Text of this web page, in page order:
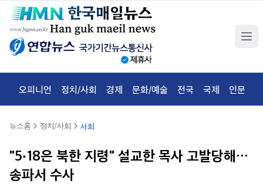
오피니언 정치/사회 경제 문화/예술 전국 국제 인문
뉴스홈 정치/사회 사회
"5·18은 북한 지령" 설교한 목사 고발당해…
송파서 수사